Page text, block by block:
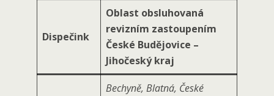
Dispečink
Oblast obsluhovaná
revizním zastoupením
České Budějovice –
Jihočeský kraj
Bechyně, Blatná, České